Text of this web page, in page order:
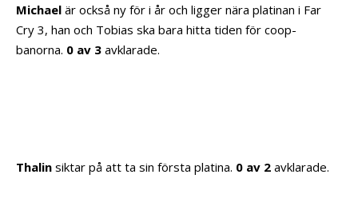
Michael är också ny för i år och ligger nära platinan i Far
Cry 3, han och Tobias ska bara hitta tiden för coop-
banorna. 0 av 3 avklarade.
Thalin siktar på att ta sin första platina. 0 av 2 avklarade.